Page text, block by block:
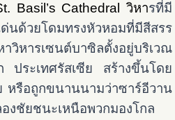
Basil’s Cathedral วิหารที่มี
นด้วยโดมทรงหัวหอมที่มีสีสรร
หารเซนต์บาซิลตั้งอยู่บริเวณ
ประเทศรัสเซีย สร้างขึ้นโดย
หรือถูกขนานนามว่าซาร์อีวาน
งชัยชนะเหนือพวกมองโกล